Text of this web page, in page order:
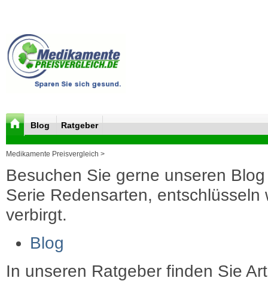
Blog Ratgeber
Medikamente Preisvergleich >
Besuchen Sie gerne unseren
Serie Redensarten, entschlüsseln
verbirgt.
Blog
In unseren Ratgeber finden Sie